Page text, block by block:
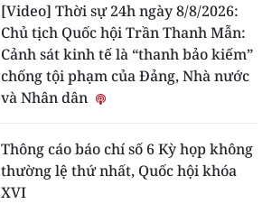
[Video] Thời sự 24h ngày 8/8/2026:
Chủ tịch Quốc hội Trần Thanh Mẫn:
Cảnh sát kinh tế là “thanh bảo kiếm”
chống tội phạm của Đảng, Nhà nước
và Nhân dân
Thông cáo báo chí số 6 Kỳ họp không
thường lệ thứ nhất, Quốc hội khóa
XVI